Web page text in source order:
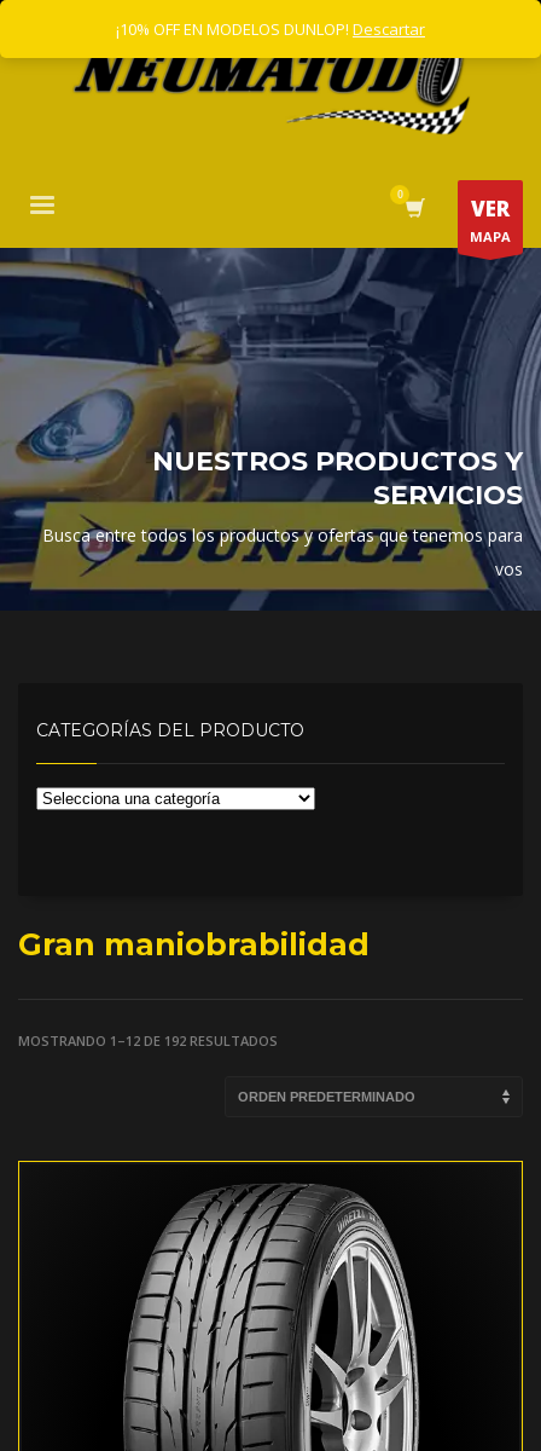
VER
MAPA
NUESTROS PRODUCTOS Y
SERVICIOS
Busca entre todos los productos y ofertas que tenemos para
vos
Gran maniobrabilidad
MOSTRANDO 1–12 DE 192 RESULTADOS
CATEGORÍAS DEL PRODUCTO
¡10% OFF EN MODELOS DUNLOP! Descartar